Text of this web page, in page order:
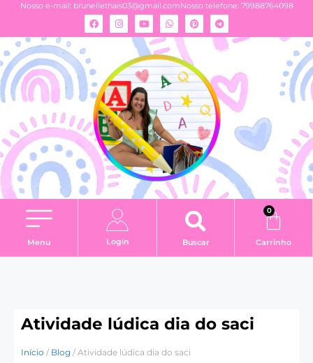
Nosso e-mail: brunellethais03@gmail.comNosso telefone: 79988764098
Menu Login Buscar
0
Carrinho
Atividade lúdica dia do saci
Início / Blog / Atividade lúdica dia do saci